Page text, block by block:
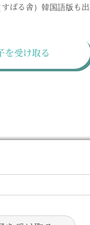
ばる舎）韓国語版も
を受け取る